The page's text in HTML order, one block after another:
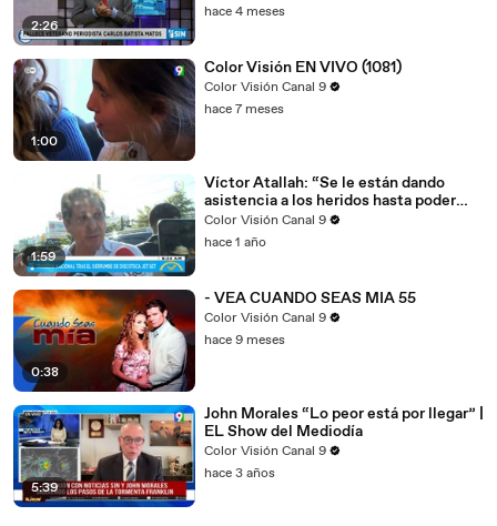
2:26
hace 4 meses
1:00
Color Visión EN VIVO (1081)
Color Visión Canal 9
hace 7 meses
1:59
Víctor Atallah: “Se le están dando
asistencia a los heridos hasta poder
sacarlos” | El Despertador
Color Visión Canal 9
hace 1 año
0:38
- VEA CUANDO SEAS MIA 55
Color Visión Canal 9
hace 9 meses
5:39
John Morales “Lo peor está por llegar” |
EL Show del Mediodía
Color Visión Canal 9
hace 3 años